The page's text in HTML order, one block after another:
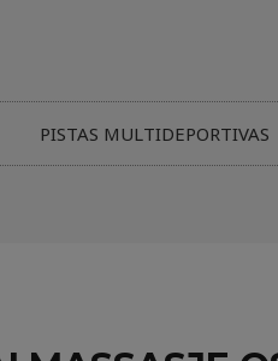
PISTAS MULTIDEPORTIVAS